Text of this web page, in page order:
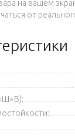
на вашем
от